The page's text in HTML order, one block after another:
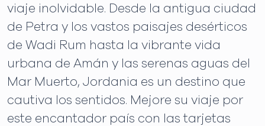
viaje inolvidable. Desde la antigua ciudad
de Petra y los vastos paisajes desérticos
de Wadi Rum hasta la vibrante vida
urbana de Amán y las serenas aguas del
Mar Muerto, Jordania es un destino que
cautiva los sentidos. Mejore su viaje por
este encantador país con las tarjetas